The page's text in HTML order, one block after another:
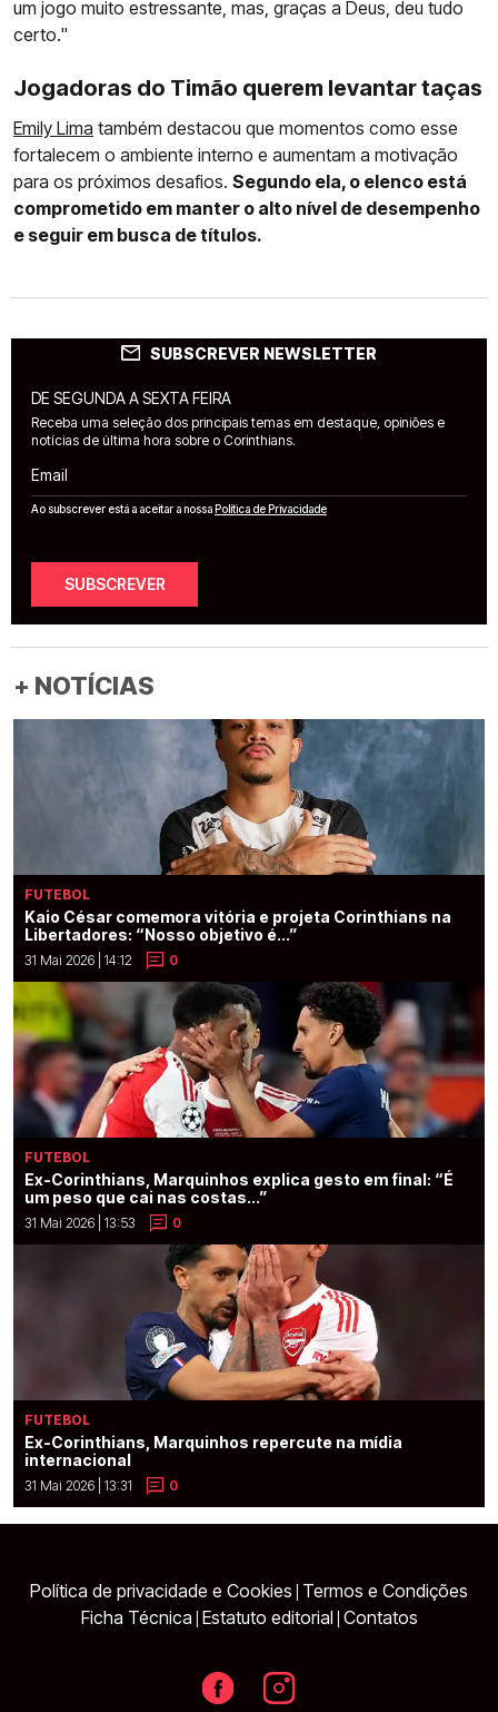
um jogo muito estressante, mas, graças a Deus, deu tudo
certo."
Jogadoras do Timão querem levantar taças
Emily Lima também destacou que momentos como esse
fortalecem o ambiente interno e aumentam a motivação
para os próximos desafios. Segundo ela, o elenco está
comprometido em manter o alto nível de desempenho
e seguir em busca de títulos.
SUBSCREVER NEWSLETTER
DE SEGUNDA A SEXTA FEIRA
Receba uma seleção dos principais temas em destaque, opiniões e
notícias de última hora sobre o Corinthians.
Email
Ao subscrever está a aceitar a nossaPolítica de Privacidade
SUBSCREVER
+ NOTÍCIAS
FUTEBOL
Kaio César comemora vitória e projeta Corinthians na
Libertadores: “Nosso objetivo é...”
31 Mai 2026 | 14:12 0
FUTEBOL
Ex-Corinthians, Marquinhos explica gesto em final: “É
um peso que cai nas costas...”
31 Mai 2026 | 13:53 0
FUTEBOL
Ex-Corinthians, Marquinhos repercute na mídia
internacional
31 Mai 2026 | 13:31 0
Política de privacidade e Cookies Termos e Condições
Ficha Técnica Estatuto editorial Contatos